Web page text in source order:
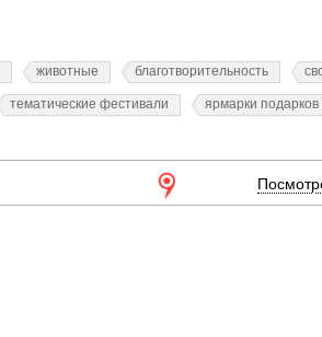
животные благотворительность
тематические фестивали ярмарки подарков